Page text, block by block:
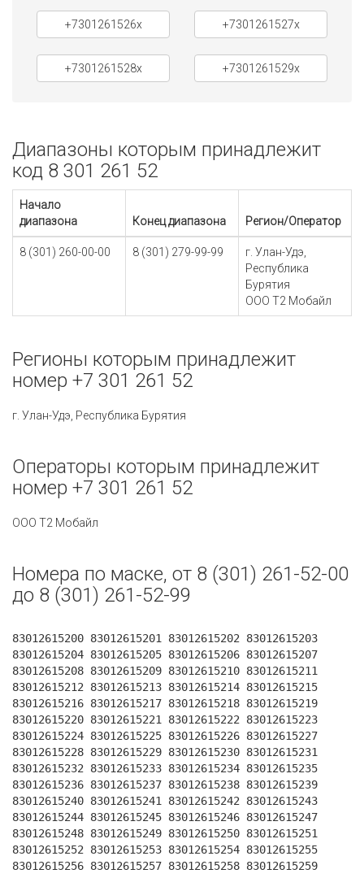
+7301261526x +7301261527x
+7301261528x +7301261529x
Диапазоны которым принадлежит
код 8 301 261 52
Начало
диапазона
Конец диапазона Регион/Оператор
8 (301) 260-00-00 8 (301) 279-99-99
г. Улан-Удэ,
Республика
Бурятия
ООО Т2 Мобайл
Регионы которым принадлежит
номер +7 301 261 52
г. Улан-Удэ, Республика Бурятия
Операторы которым принадлежит
номер +7 301 261 52
ООО Т2 Мобайл
Номера по маске, от 8 (301) 261-52-00
до 8 (301) 261-52-99
83012615200 83012615201 83012615202 83012615203
83012615204 83012615205 83012615206 83012615207
83012615208 83012615209 83012615210 83012615211
83012615212 83012615213 83012615214 83012615215
83012615216 83012615217 83012615218 83012615219
83012615220 83012615221 83012615222 83012615223
83012615224 83012615225 83012615226 83012615227
83012615228 83012615229 83012615230 83012615231
83012615232 83012615233 83012615234 83012615235
83012615236 83012615237 83012615238 83012615239
83012615240 83012615241 83012615242 83012615243
83012615244 83012615245 83012615246 83012615247
83012615248 83012615249 83012615250 83012615251
83012615252 83012615253 83012615254 83012615255
83012615256 83012615257 83012615258 83012615259